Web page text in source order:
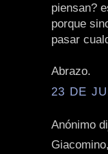
piensan?
porque
pasar
Abrazo.
23 DE
Anónimo